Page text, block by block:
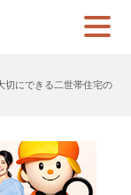
切にできる二世帯住宅の